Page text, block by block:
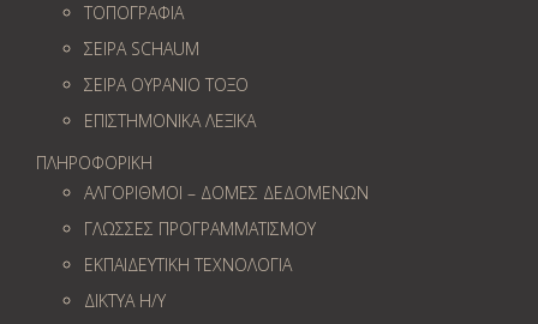
ΤΟΠΟΓΡΑΦΙΑ
ΣΕΙΡΑ SCHAUM
ΣΕΙΡΑ ΟΥΡΑΝΙΟ ΤΟΞΟ
ΕΠΙΣΤΗΜΟΝΙΚΑ ΛΕΞΙΚΑ
ΠΛΗΡΟΦΟΡΙΚΗ
ΑΛΓΟΡΙΘΜΟΙ – ΔΟΜΕΣ ΔΕΔΟΜΕΝΩΝ
ΓΛΩΣΣΕΣ ΠΡΟΓΡΑΜΜΑΤΙΣΜΟΥ
ΕΚΠΑΙΔΕΥΤΙΚΗ ΤΕΧΝΟΛΟΓΙΑ
ΔΙΚΤΥΑ Η/Υ